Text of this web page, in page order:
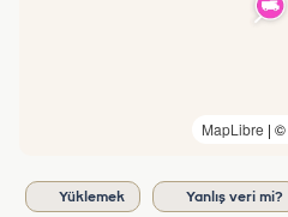
MapLibre | ©
Yüklemek Yanlış veri mi?